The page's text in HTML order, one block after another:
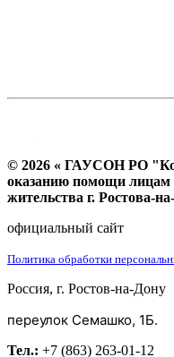
© 2026 « ГАУСОН РО
оказанию помощи лицам
жительства г. Ростова-
официальный сайт
Политика обработки
Россия, г. Ростов-на-Дону
переулок Семашко, 1Б.
Тел.: +7 (863) 263-01-12